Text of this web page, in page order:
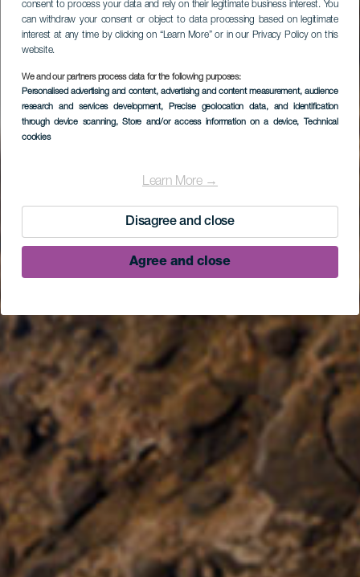
consent to process your data and rely on their legitimate business interest. You
can withdraw your consent or object to data processing based on legitimate
interest at any time by clicking on “Learn More” or in our Privacy Policy on this
website.
We and our partners process data for the following purposes:
Personalised advertising and content, advertising and content measurement, audience
research and services development, Precise geolocation data, and identification
through device scanning, Store and/or access information on a device, Technical
cookies
Learn More →
Disagree and close
Agree and close